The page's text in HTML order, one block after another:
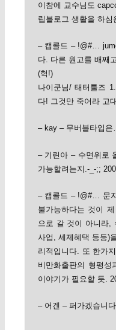
이참에 교수님도
립블로그 생활을 하심
– 캡콜드 – !@#…
다. 다른 원고를 배째
(헉!)
나이쿤님/ 태터툴즈
다! 그것만 죽어라 고
– kay – 무버블타입
– 기린아 – 수면위로
가능할려는지.-_-;;
– 캡콜드 – !@#… 문
불가능하다는 것이
으로 갈 것이 아니라,
사업, 세제혜택 등등)
리적입니다. 또 한가
비만화출판의 형평
이야기가 필요할 듯.
– 어겐 – 퍼가겠습니